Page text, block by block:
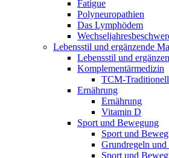
Fatigue
Polyneuropathien
Das Lymphödem
Lebensstil und ergänzende
Lebensstil und
Komplementärmedizin
TCM-
Ernährung
Ernährung
Vitamin D
Sport und Bewegung
Sport und
Grundregeln und
Sport und